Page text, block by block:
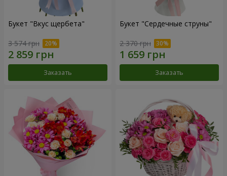
Букет "Вкус щербета"
3 574 грн
Заказать
Букет "Сердечные струны"
2 370 грн
Заказать